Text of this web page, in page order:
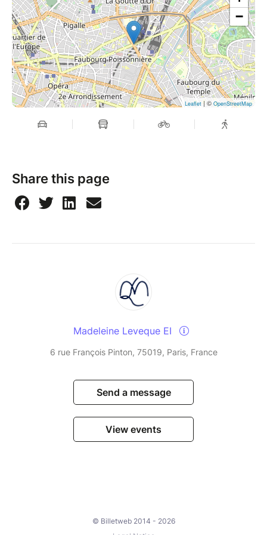
→ Plus d'info sur :https://www.berenicelubin.fr/
https://www.madeleine-leveque.com/
−
Leaflet| © OpenStreetMap
Share this page
Madeleine Leveque EI
6 rue François Pinton, 75019, Paris, France
Send a message
View events
© Billetweb 2014 - 2026